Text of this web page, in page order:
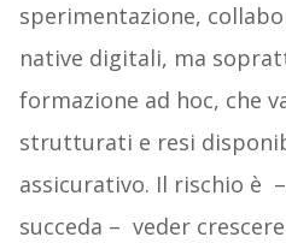
sperimentazione,
native digitali, ma
formazione ad hoc, che
strutturati e resi
assicurativo. Il rischio è
succeda – veder